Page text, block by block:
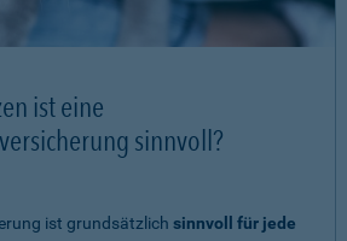
ist eine
sinnvoll?
ist grundsätzlich sinnvoll für jede